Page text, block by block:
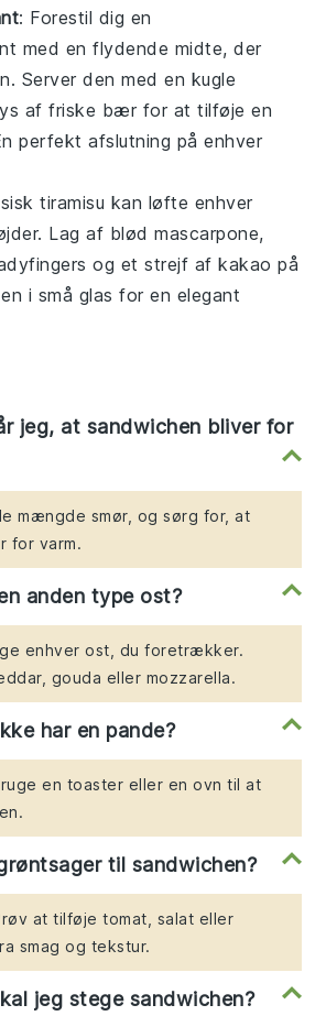
: Forestil dig en
med en flydende midte, der
Server den med en kugle
af friske bær for at tilføje en
perfekt afslutning på enhver
tiramisu kan løfte enhver
Lag af blød mascarpone,
og et strejf af kakao på
i små glas for en elegant
jeg, at sandwichen bliver for
mængde smør, og sørg for, at
for varm.
anden type ost?
enhver ost, du foretrækker.
gouda eller mozzarella.
har en pande?
en toaster eller en ovn til at
til sandwichen?
at tilføje tomat, salat eller
smag og tekstur.
jeg stege sandwichen?